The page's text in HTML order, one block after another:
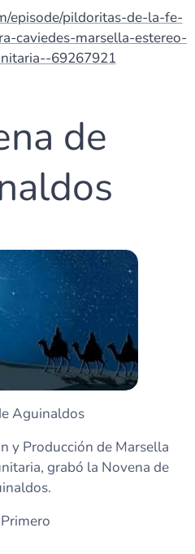
episode/pildoritas-de-la-fe-
caviedes-marsella-estereo-
69267921
de
Aguinaldos
y Producción de Marsella
grabó la Novena de